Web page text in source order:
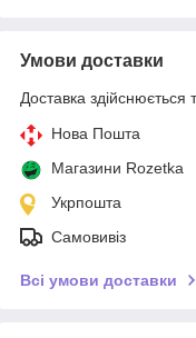
Умови доставки
Доставка здійснюється
Нова Пошта
Магазини Rozetka
Укрпошта
Самовивіз
Всі умови доставки